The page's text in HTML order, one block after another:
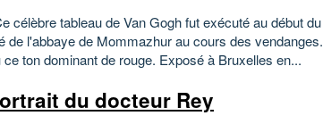
célèbre tableau de Van Gogh fut exécuté au début du
de l'abbaye de Mommazhur au cours des vendanges.
ton dominant de rouge. Exposé à Bruxelles en...
du docteur Rey